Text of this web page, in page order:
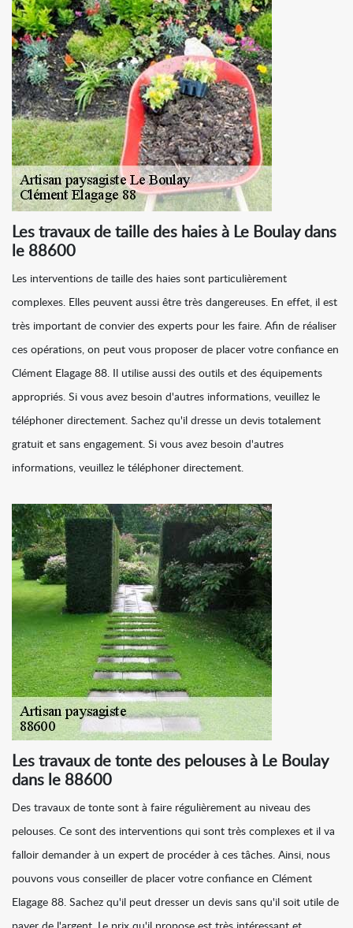
Les travaux de taille des haies à Le Boulay dans
le 88600
Les interventions de taille des haies sont particulièrement
complexes. Elles peuvent aussi être très dangereuses. En effet, il est
très important de convier des experts pour les faire. Afin de réaliser
ces opérations, on peut vous proposer de placer votre confiance en
Clément Elagage 88. Il utilise aussi des outils et des équipements
appropriés. Si vous avez besoin d'autres informations, veuillez le
téléphoner directement. Sachez qu'il dresse un devis totalement
gratuit et sans engagement. Si vous avez besoin d'autres
informations, veuillez le téléphoner directement.
Les travaux de tonte des pelouses à Le Boulay
dans le 88600
Des travaux de tonte sont à faire régulièrement au niveau des
pelouses. Ce sont des interventions qui sont très complexes et il va
falloir demander à un expert de procéder à ces tâches. Ainsi, nous
pouvons vous conseiller de placer votre confiance en Clément
Elagage 88. Sachez qu'il peut dresser un devis sans qu'il soit utile de